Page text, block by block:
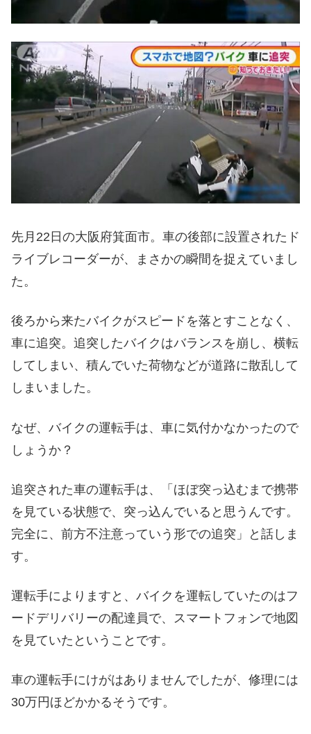
先月22日の大阪府箕面市。車の後部に設置されたド
ライブレコーダーが、まさかの瞬間を捉えていまし
た。
後ろから来たバイクがスピードを落とすことなく、
車に追突。追突したバイクはバランスを崩し、横転
してしまい、積んでいた荷物などが道路に散乱して
しまいました。
なぜ、バイクの運転手は、車に気付かなかったので
しょうか？
追突された車の運転手は、「ほぼ突っ込むまで携帯
を見ている状態で、突っ込んでいると思うんです。
完全に、前方不注意っていう形での追突」と話しま
す。
運転手によりますと、バイクを運転していたのはフ
ードデリバリーの配達員で、スマートフォンで地図
を見ていたということです。
車の運転手にけがはありませんでしたが、修理には
30万円ほどかかるそうです。